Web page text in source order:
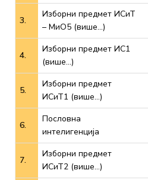
3.
Изборни предмет ИСиТ
– МиО5 (више…)
4.
Изборни предмет ИС1
(више…)
5.
Изборни предмет
ИСиТ1 (више…)
6.
Пословна
интелигенција
7.
Изборни предмет
ИСиТ2 (више…)